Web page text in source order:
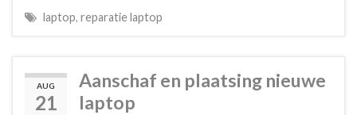
laptop, reparatie laptop
AUG
21
Aanschaf en plaatsing nieuwe
laptop